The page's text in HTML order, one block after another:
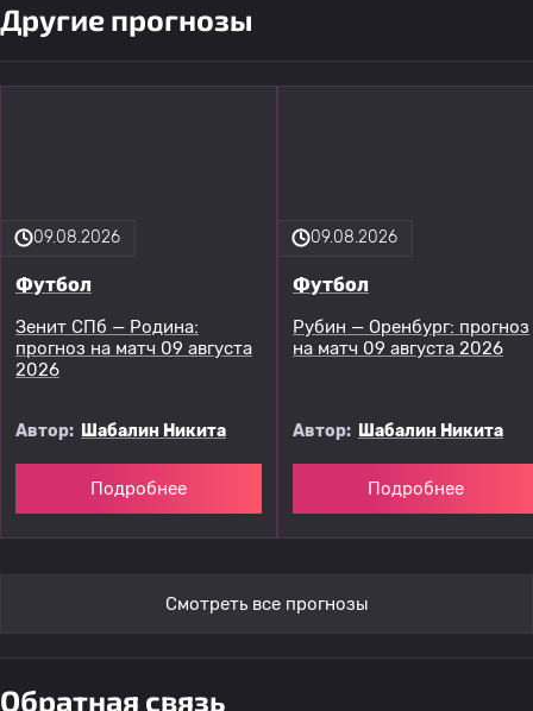
Другие прогнозы
09.08.2026
Футбол
Зенит СПб — Родина:
прогноз на матч 09 августа
2026
Автор: Шабалин Никита
Подробнее
09.08.2026
Футбол
Рубин — Оренбург: прогноз
на матч 09 августа 2026
Автор: Шабалин Никита
Подробнее
Смотреть все прогнозы
Обратная связь